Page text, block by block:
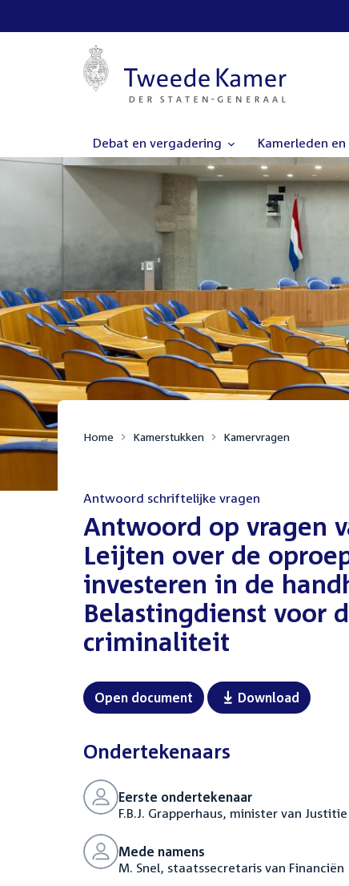
Debat en vergadering Kamerleden
Home Kamerstukken Kamervragen
Antwoord schriftelijke vragen
Antwoord op vragen
Leijten over de
investeren in de
Belastingdienst voor
criminaliteit
Open document Download
Ondertekenaars
Eerste ondertekenaar
F.B.J. Grapperhaus, minister van
Mede namens
M. Snel, staatssecretaris van Financiën